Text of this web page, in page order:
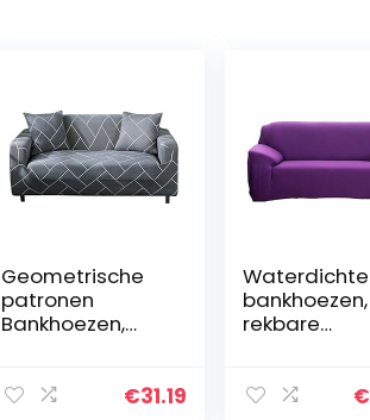
Geometrische
patronen
Bankhoezen,
bankhoes Grijze
€31.19
Waterdichte
bankhoezen,
rekbare
Paarse
€